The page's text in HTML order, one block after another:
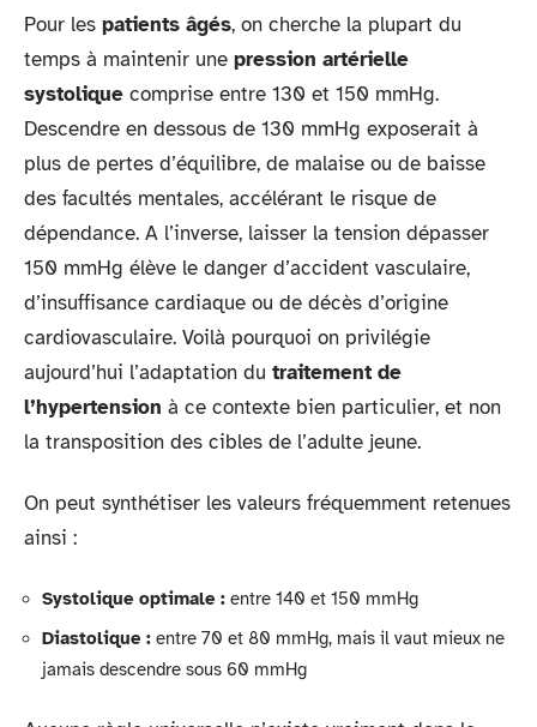
Pour les patients âgés, on cherche la plupart du
temps à maintenir une pression artérielle
systolique comprise entre 130 et 150 mmHg.
Descendre en dessous de 130 mmHg exposerait à
plus de pertes d’équilibre, de malaise ou de baisse
des facultés mentales, accélérant le risque de
dépendance. A l’inverse, laisser la tension dépasser
150 mmHg élève le danger d’accident vasculaire,
d’insuffisance cardiaque ou de décès d’origine
cardiovasculaire. Voilà pourquoi on privilégie
aujourd’hui l’adaptation du traitement de
l’hypertension à ce contexte bien particulier, et non
la transposition des cibles de l’adulte jeune.
On peut synthétiser les valeurs fréquemment retenues
ainsi :
Systolique optimale : entre 140 et 150 mmHg
Diastolique : entre 70 et 80 mmHg, mais il vaut mieux ne
jamais descendre sous 60 mmHg